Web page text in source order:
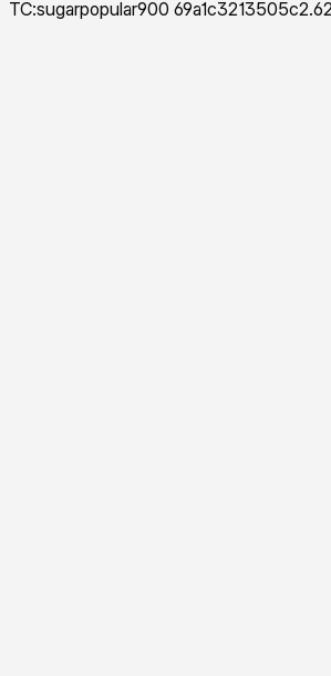
TC:sugarpopular900